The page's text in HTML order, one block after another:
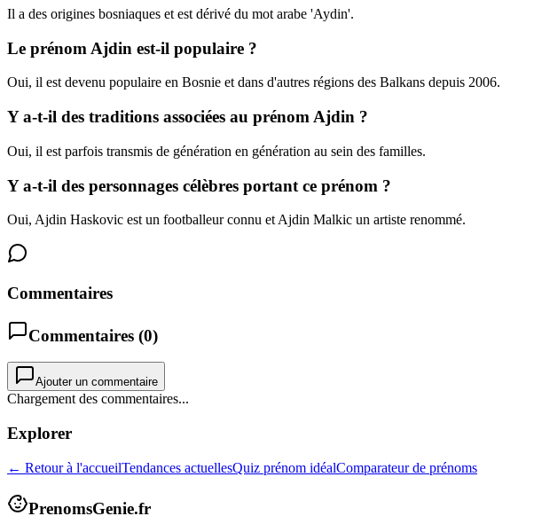
Il a des origines bosniaques et est dérivé du mot arabe 'Aydin'.
Le prénom Ajdin est-il populaire ?
Oui, il est devenu populaire en Bosnie et dans d'autres régions des Balkans depuis 2006.
Y a-t-il des traditions associées au prénom Ajdin ?
Oui, il est parfois transmis de génération en génération au sein des familles.
Y a-t-il des personnages célèbres portant ce prénom ?
Oui, Ajdin Haskovic est un footballeur connu et Ajdin Malkic un artiste renommé.
Commentaires
Commentaires (0)
Ajouter un commentaire
Chargement des commentaires...
Explorer
← Retour à l'accueilTendances actuellesQuiz prénom idéalComparateur de prénoms
PrenomsGenie.fr